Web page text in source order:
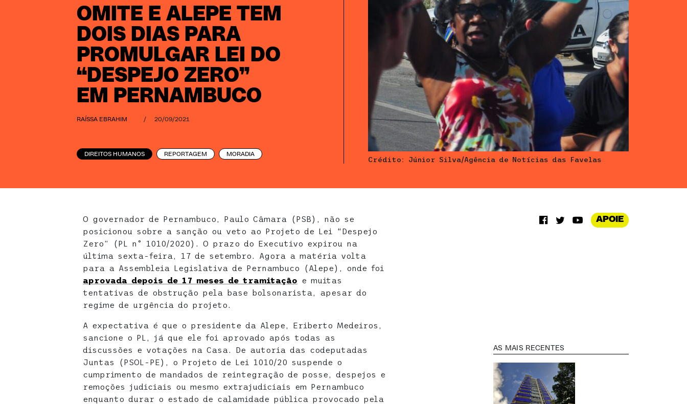
OMITE E ALEPE TEM
DOIS DIAS PARA
PROMULGAR LEI DO
“DESPEJO ZERO”
EM PERNAMBUCO
RAÍSSA EBRAHIM / 20/09/2021
DIREITOS HUMANOS REPORTAGEM MORADIA
Crédito: Júnior Silva/Agência de Notícias das Favelas
O governador de Pernambuco, Paulo Câmara (PSB), não se
posicionou sobre a sanção ou veto ao Projeto de Lei “Despejo
Zero” (PL n° 1010/2020). O prazo do Executivo expirou na
última sexta-feira, 17 de setembro. Agora a matéria volta
para a Assembleia Legislativa de Pernambuco (Alepe), onde foi
aprovada depois de 17 meses de tramitação e muitas
tentativas de obstrução pela base bolsonarista, apesar do
regime de urgência do projeto.
A expectativa é que o presidente da Alepe, Eriberto Medeiros,
sancione o PL, já que ele foi aprovado após todas as
discussões e votações na Casa. De autoria das codeputadas
Juntas (PSOL-PE), o Projeto de Lei 1010/20 suspende o
cumprimento de mandados de reintegração de posse, despejos e
remoções judiciais ou mesmo extrajudiciais em Pernambuco
enquanto durar o estado de calamidade pública provocado pela
APOIE
AS MAIS RECENTES